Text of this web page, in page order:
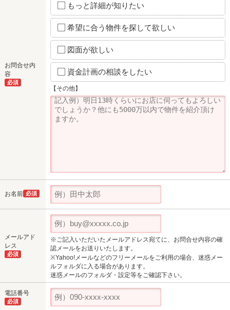
お問合せ内
容
必須
もっと詳細が知りたい
希望に合う物件を探して欲しい
図面が欲しい
資金計画の相談をしたい
【その他】
お名前 必須
メールアド
レス
必須
※ご記入いただいたメールアドレス宛てに、お問合せ内容の確
認メールをお送りいたします。
※Yahoo!メールなどのフリーメールをご利用の場合、迷惑メー
ルフォルダに入る場合があります。
迷惑メールのフォルダ・設定等をご確認下さい。
電話番号
必須